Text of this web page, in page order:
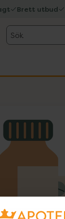
Brett utbud
Sök
1 objekt.